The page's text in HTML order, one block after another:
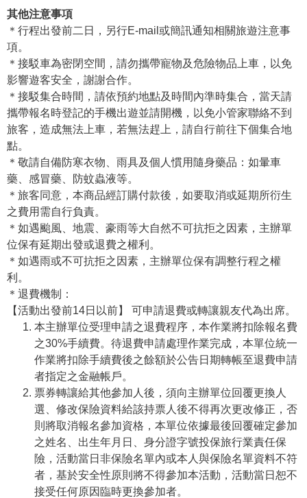
其他注意事項
＊行程出發前二日，另行E-mail或簡訊通知相關旅遊注意事
項。
＊接駁車為密閉空間，請勿攜帶寵物及危險物品上車，以免
影響遊客安全，謝謝合作。
＊接駁集合時間，請依預約地點及時間內準時集合，當天請
攜帶報名時登記的手機出遊並請開機，以免小管家聯絡不到
旅客，造成無法上車，若無法趕上，請自行前往下個集合地
點。
＊敬請自備防寒衣物、雨具及個人慣用隨身藥品：如暈車
藥、感冒藥、防蚊蟲液等。
＊旅客同意，本商品經訂購付款後，如要取消或延期所衍生
之費用需自行負責。
＊如遇颱風、地震、豪雨等大自然不可抗拒之因素，主辦單
位保有延期出發或退費之權利。
＊如遇雨或不可抗拒之因素，主辦單位保有調整行程之權
利。
＊退費機制：
【活動出發前14日以前】 可申請退費或轉讓親友代為出席。
本主辦單位受理申請之退費程序，本作業將扣除報名費
之30%手續費。待退費申請處理作業完成，本單位統一
作業將扣除手續費後之餘額於公告日期轉帳至退費申請
者指定之金融帳戶。
票券轉讓給其他參加人後，須向主辦單位回覆更換人
選、修改保險資料給該持票人後不得再次更改修正，否
則將取消報名參加資格，本單位依據最後回覆確定參加
之姓名、出生年月日、身分證字號投保旅行業責任保
險，活動當日非保險名單內或本人與保險名單資料不符
者，基於安全性原則將不得參加本活動，活動當日恕不
接受任何原因臨時更換參加者。